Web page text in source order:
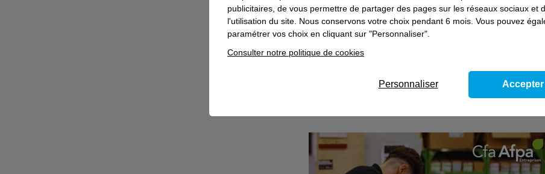
Monteurs dépanneurs en climatisation
Plaquiste
Focus tourisme
Employé d'étage hôtellerie et hôtellerie de plein air
Agents de maintenance Polyvalent
Coaching pour la préparation des entretiens, contactez-
publicitaires, de vous permettre de partager des pages sur les réseaux sociaux et
l'utilisation du site. Nous conservons votre choix pendant 6 mois. Vous pouvez
paramétrer vos choix en cliquant sur "Personnaliser".
Consulter notre politique de cookies
Personnaliser Accepter